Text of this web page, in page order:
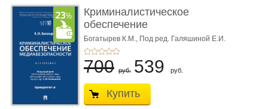
Криминалистическое
обеспечение
медиабезопас� ...
Богатырев К.М., Под ред. Галяшиной Е.И.
700 руб. 539 руб.
Купить